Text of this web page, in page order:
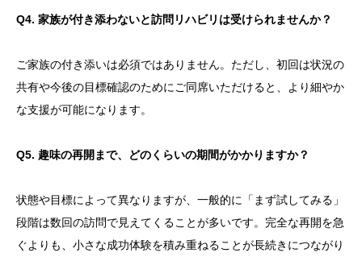
Q4. 家族が付き添わないと訪問リハビリは受けられませんか？
ご家族の付き添いは必須ではありません。ただし、初回は状況の
共有や今後の目標確認のためにご同席いただけると、より細やか
な支援が可能になります。
Q5. 趣味の再開まで、どのくらいの期間がかかりますか？
状態や目標によって異なりますが、一般的に「まず試してみる」
段階は数回の訪問で見えてくることが多いです。完全な再開を急
ぐよりも、小さな成功体験を積み重ねることが長続きにつながり